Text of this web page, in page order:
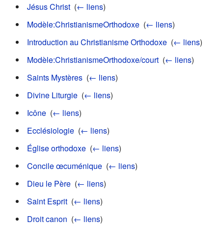
Jésus Christ (← liens)
Modèle:ChristianismeOrthodoxe (← liens)
Introduction au Christianisme Orthodoxe (← liens)
Modèle:ChristianismeOrthodoxe/court (← liens)
Saints Mystères (← liens)
Divine Liturgie (← liens)
Icône (← liens)
Ecclésiologie (← liens)
Église orthodoxe (← liens)
Concile œcuménique (← liens)
Dieu le Père (← liens)
Saint Esprit (← liens)
Droit canon (← liens)